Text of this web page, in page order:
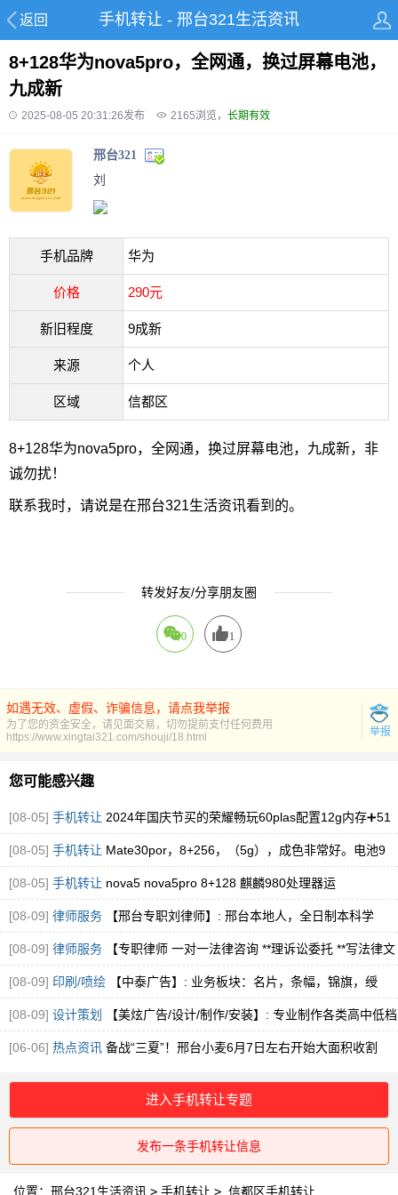
返回 手机转让 - 邢台321生活资讯
8+128华为nova5pro，全网通，换过屏幕电池，
九成新
2025-08-05 20:31:26发布 2165浏览， 长期有效
邢台321
刘
手机品牌 华为
价格 290元
新旧程度 9成新
来源 个人
区域 信都区
8+128华为nova5pro，全网通，换过屏幕电池，九成新，非
诚勿扰！
联系我时，请说是在邢台321生活资讯看到的。
转发好友/分享朋友圈
0 1
如遇无效、虚假、诈骗信息，请点我举报
为了您的资金安全，请见面交易，切勿提前支付任何费用
举报
https://www.xingtai321.com/shouji/18.html
您可能感兴趣
[08-05] 手机转让 2024年国庆节买的荣耀畅玩60plas配置12g内存➕51
[08-05] 手机转让 Mate30por，8+256，（5g），成色非常好。电池9
[08-05] 手机转让 nova5 nova5pro 8+128 麒麟980处理器运
[08-09] 律师服务 【邢台专职刘律师】: 邢台本地人，全日制本科学
历，法学专业科
[08-09] 律师服务 【专职律师 一对一法律咨询 **理诉讼委托 **写法律文
书】
[08-09] 印刷/喷绘 【中泰广告】: 业务板块：名片，条幅，锦旗，绶
带，袖标，喷绘
[08-09] 设计策划 【美炫广告/设计/制作/安装】: 专业制作各类高中低档
门头，
[06-06] 热点资讯 备战“三夏”！邢台小麦6月7日左右开始大面积收割
进入手机转让专题
发布一条手机转让信息
位置： 邢台321生活资讯 > 手机转让 > 信都区手机转让